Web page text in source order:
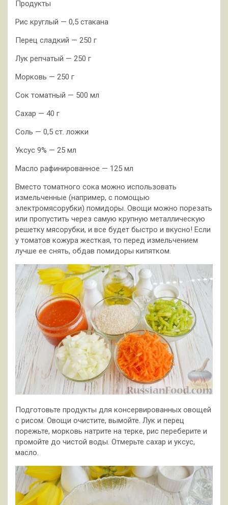
Продукты
Рис круглый — 0,5 стакана
Перец сладкий — 250 г
Лук репчатый — 250 г
Морковь — 250 г
Сок томатный — 500 мл
Сахар — 40 г
Соль — 0,5 ст. ложки
Уксус 9% — 25 мл
Масло рафинированное — 125 мл
Вместо томатного сока можно использовать
измельченные (например, с помощью
электромясорубки) помидоры. Овощи можно порезать
или пропустить через самую крупную металлическую
решетку мясорубки, и все будет быстро и вкусно! Если
у томатов кожура жесткая, то перед измельчением
лучше ее снять, обдав помидоры кипятком.
Подготовьте продукты для консервированных овощей
с рисом. Овощи очистите, вымойте. Лук и перец
порежьте, морковь натрите на терке, рис переберите и
промойте до чистой воды. Отмерьте сахар и уксус,
масло.